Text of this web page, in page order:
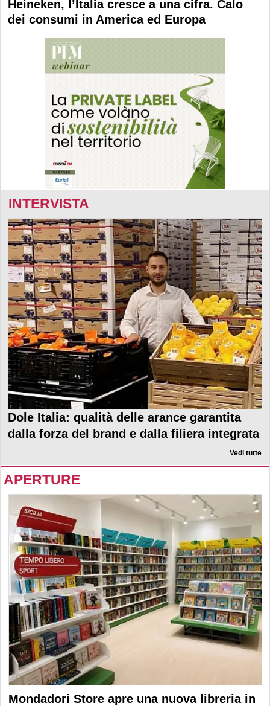
Heineken, l’Italia cresce a una cifra. Calo
dei consumi in America ed Europa
INTERVISTA
Dole Italia: qualità delle arance garantita
dalla forza del brand e dalla filiera integrata
Vedi tutte
APERTURE
Mondadori Store apre una nuova libreria in